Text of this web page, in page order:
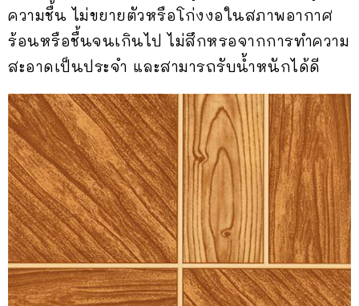
ความชื้น ไม่ขยายตัวหรือโก่งงอในสภาพอากาศ
ร้อนหรือชื้นจนเกินไป ไม่สึกหรอจากการทำความ
สะอาดเป็นประจำ และสามารถรับน้ำหนักได้ดี